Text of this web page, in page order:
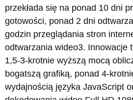
przekłada się na ponad 10 dni
gotowości, ponad 2 dni
godzin przeglądania stron
odtwarzania wideo3. Innowacje
1,5-3-krotnie wyższą mocą
bogatszą grafiką, ponad 4-
wydajnością języka JavaScript